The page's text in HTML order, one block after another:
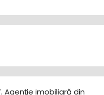
Agenție imobiliară din